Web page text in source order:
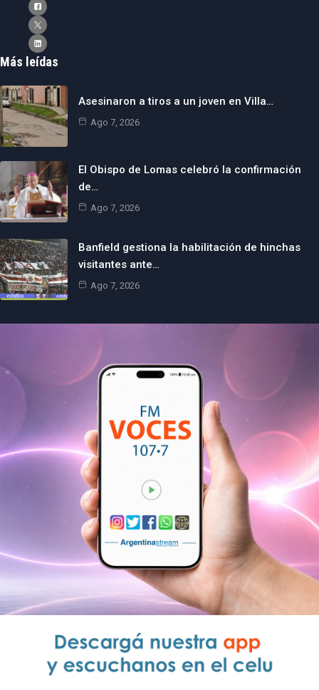
Más leídas
Asesinaron a tiros a un joven en Villa…
Ago 7, 2026
El Obispo de Lomas celebró la confirmación
de…
Ago 7, 2026
Banfield gestiona la habilitación de hinchas
visitantes ante…
Ago 7, 2026